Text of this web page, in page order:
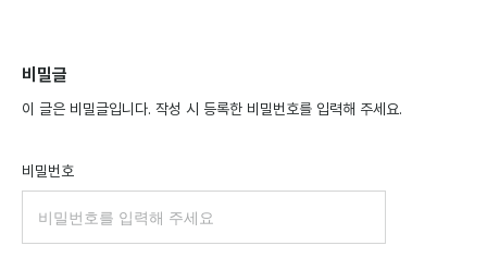
비밀글
이 글은 비밀글입니다. 작성 시 등록한 비밀번호를 입력해 주세요.
비밀번호